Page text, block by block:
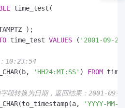
time_test(
time_test VALUES ( '2001-09-28
10:23:54
'HH24:MI:SS' ) FROM
段转换为日期，返回结果：2001-09-28
'YYYY-MM-DD'